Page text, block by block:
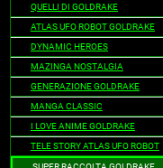
QUELLI DI GOLDRAKE
ATLAS UFO ROBOT GOLDRAKE
DYNAMIC HEROES
MAZINGA NOSTALGIA
GENERAZIONE GOLDRAKE
MANGA CLASSIC
I LOVE ANIME GOLDRAKE
TELE STORY ATLAS UFO ROBOT